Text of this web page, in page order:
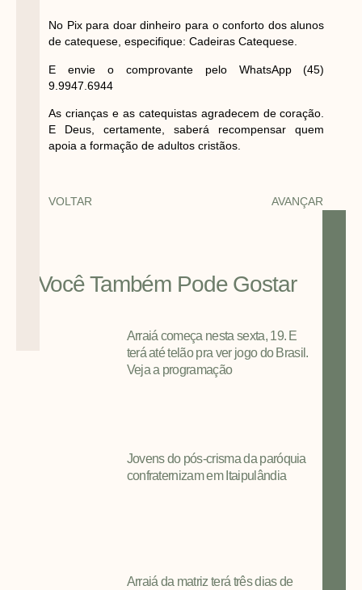
No Pix para doar dinheiro para o conforto dos alunos
de catequese, especifique: Cadeiras Catequese.
E envie o comprovante pelo WhatsApp (45)
9.9947.6944
As crianças e as catequistas agradecem de coração.
E Deus, certamente, saberá recompensar quem
apoia a formação de adultos cristãos.
VOLTAR AVANÇAR
Você Também Pode Gostar
Arraiá começa nesta sexta, 19. E
terá até telão pra ver jogo do Brasil.
Veja a programação
Jovens do pós-crisma da paróquia
confraternizam em Itaipulândia
Arraiá da matriz terá três dias de